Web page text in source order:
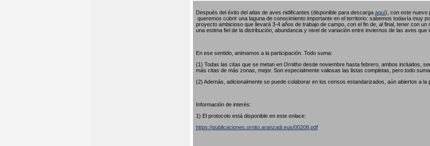
Después del éxito del atlas de aves nidificantes (disponible para descarga aquí), con este nuevo
queremos cubrir una laguna de conocimiento importante en el territorio: sabemos todavía muy
proyecto ambicioso que llevará 3-4 años de trabajo de campo, con el fin de, al final, tener con
una estima fiel de la distribución, abundancia y nivel de variación entre inviernos de las aves que
En ese sentido, animamos a la participación. Todo suma:
(1) Todas las citas que se metan en Ornitho desde noviembre hasta febrero, ambos incluidos,
más citas de más zonas, mejor. Son especialmente valiosas las listas completas, pero todo suma.
(2) Además, adicionalmente se puede colaborar en los censos estandarizados, aún abiertos a la
Información de interés:
1) El protocolo está disponible en este enlace:
https://publicaciones.ornito.aranzadi.eus/00208.pdf